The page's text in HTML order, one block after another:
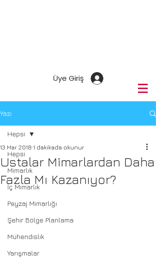
Üye Giriş
Yazı
Hepsi
Mimarlık
İç Mimarlık
Peyzaj Mimarlığı
Şehir Bölge Planlama
Mühendislik
Yarışmalar
Hepsi
Ustalar Mimarlardan Daha
Fazla Mı Kazanıyor?
13 Mar 2018 1 dakikada okunur